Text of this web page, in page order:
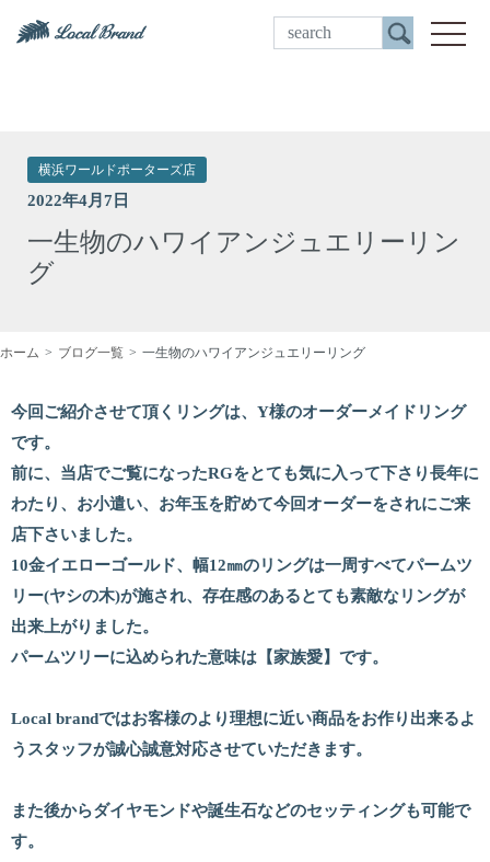
ご来店予約
横浜ワールドポーターズ店
2022年4月7日
一生物のハワイアンジュエリーリン
グ
ホーム ブログ一覧 一生物のハワイアンジュエリーリング
今回ご紹介させて頂くリングは、Y様のオーダーメイドリング
です。
前に、当店でご覧になったRGをとても気に入って下さり長年に
わたり、お小遣い、お年玉を貯めて今回オーダーをされにご来
店下さいました。
10金イエローゴールド、幅12㎜のリングは一周すべてパームツ
リー(ヤシの木)が施され、存在感のあるとても素敵なリングが
出来上がりました。
パームツリーに込められた意味は【家族愛】です。
Local brandではお客様のより理想に近い商品をお作り出来るよ
うスタッフが誠心誠意対応させていただきます。
また後からダイヤモンドや誕生石などのセッティングも可能で
す。